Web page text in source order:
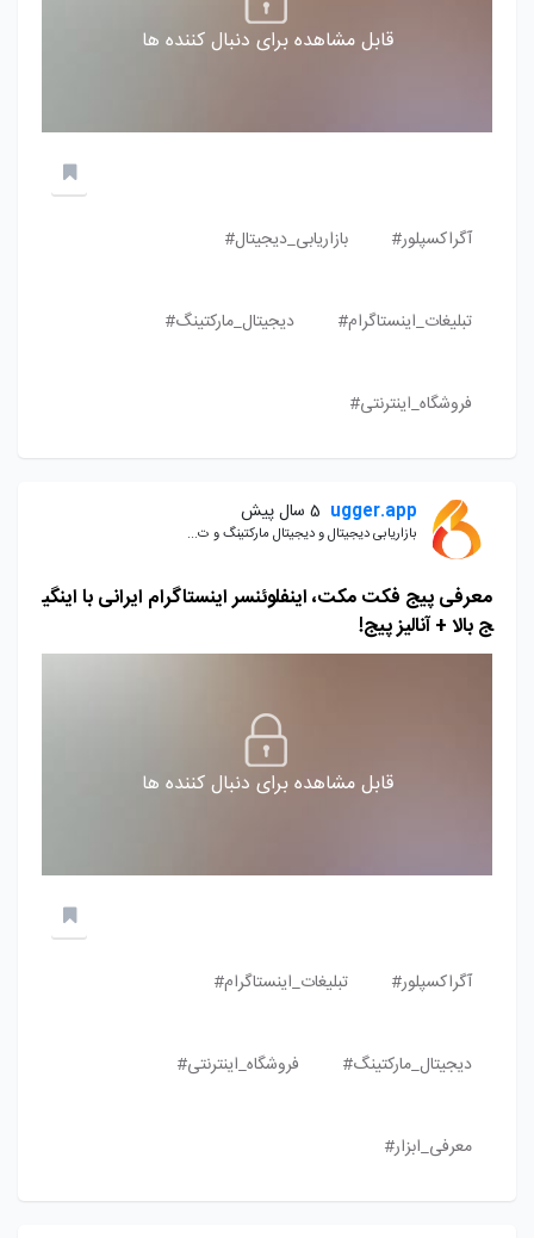
قابل مشاهده برای دنبال کننده ها
آگراکسپلور# بازاریابی_دیجیتال#
تبلیغات_اینستاگرام# دیجیتال_مارکتینگ#
فروشگاه_اینترنتی#
ugger.app 5 سال پیش
بازاریابی دیجیتال و دیجیتال مارکتینگ و ت...
معرفی پیج فکت مکت، اینفلوئنسر اینستاگرام ایرانی با اینگی
ج بالا + آنالیز پیج!
قابل مشاهده برای دنبال کننده ها
آگراکسپلور# تبلیغات_اینستاگرام#
دیجیتال_مارکتینگ# فروشگاه_اینترنتی#
معرفی_ابزار#